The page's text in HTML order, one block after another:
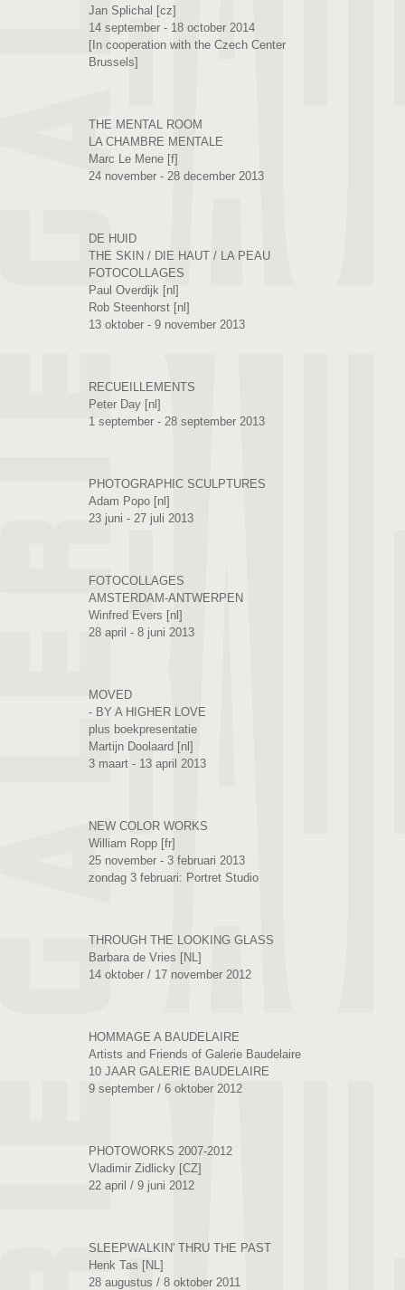
Jan Splichal [cz]
14 september - 18 october 2014
[In cooperation with the Czech Center
Brussels]
THE MENTAL ROOM
LA CHAMBRE MENTALE
Marc Le Mene [f]
24 november - 28 december 2013
DE HUID
THE SKIN / DIE HAUT / LA PEAU
FOTOCOLLAGES
Paul Overdijk [nl]
Rob Steenhorst [nl]
13 oktober - 9 november 2013
RECUEILLEMENTS
Peter Day [nl]
1 september - 28 september 2013
PHOTOGRAPHIC SCULPTURES
Adam Popo [nl]
23 juni - 27 juli 2013
FOTOCOLLAGES
AMSTERDAM-ANTWERPEN
Winfred Evers [nl]
28 april - 8 juni 2013
MOVED
- BY A HIGHER LOVE
plus boekpresentatie
Martijn Doolaard [nl]
3 maart - 13 april 2013
NEW COLOR WORKS
William Ropp [fr]
25 november - 3 februari 2013
zondag 3 februari: Portret Studio
THROUGH THE LOOKING GLASS
Barbara de Vries [NL]
14 oktober / 17 november 2012
HOMMAGE A BAUDELAIRE
Artists and Friends of Galerie Baudelaire
10 JAAR GALERIE BAUDELAIRE
9 september / 6 oktober 2012
PHOTOWORKS 2007-2012
Vladimir Zidlicky [CZ]
22 april / 9 juni 2012
SLEEPWALKIN' THRU THE PAST
Henk Tas [NL]
28 augustus / 8 oktober 2011